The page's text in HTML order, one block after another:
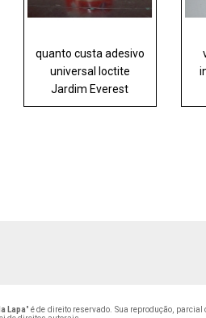
quanto custa adesivo
universal loctite
Jardim Everest
Lapa" é de direito reservado. Sua reprodução,